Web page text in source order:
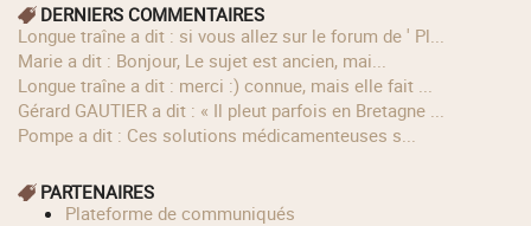
DERNIERS COMMENTAIRES
longue traîne a dit : si vous allez sur le forum de ' Pl...
Marie a dit : Bonjour, Le sujet est ancien, mai...
longue traîne a dit : merci :) connue, mais elle fait ...
Gérard GAUTIER a dit : « Il pleut parfois en Bretagne ...
Pompe a dit : Ces solutions médicamenteuses s...
PARTENAIRES
Plateforme de communiqués